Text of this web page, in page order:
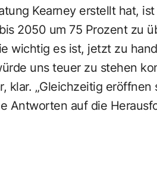
Kearney erstellt hat,
2050 um 75 Prozent zu
wichtig es ist, jetzt zu
uns teuer zu stehen
klar. „Gleichzeitig
Antworten auf die